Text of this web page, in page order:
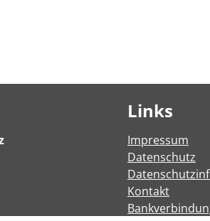
Links
Impressum
Datenschutz
Kontakt